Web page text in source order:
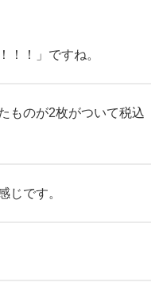
！！」ですね。
ものが2枚がついて税込
じです。